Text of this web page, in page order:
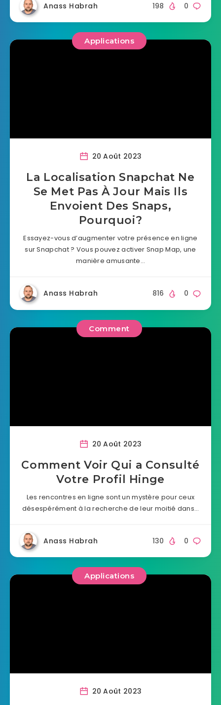
Anass Habrah 0
198
Applications
20 Août 2023
La Localisation Snapchat Ne
Se Met Pas À Jour Mais Ils
Envoient Des Snaps,
Pourquoi?
Essayez-vous d’augmenter votre présence en ligne
sur Snapchat ? Vous pouvez activer Snap Map, une
manière amusante…
Anass Habrah 0
816
Comment
20 Août 2023
Comment Voir Qui a Consulté
Votre Profil Hinge
Les rencontres en ligne sont un mystère pour ceux
désespérément à la recherche de leur moitié dans…
Anass Habrah 0
130
Applications
20 Août 2023